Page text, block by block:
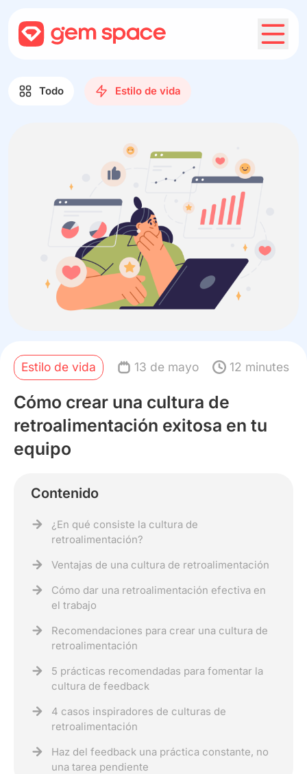
Todo Estilo de vida
Estilo de vida 13 de mayo 12 minutes
Cómo crear una cultura de
retroalimentación exitosa en tu
equipo
Contenido
¿En qué consiste la cultura de
retroalimentación?
Ventajas de una cultura de retroalimentación
Cómo dar una retroalimentación efectiva en
el trabajo
Recomendaciones para crear una cultura de
retroalimentación
5 prácticas recomendadas para fomentar la
cultura de feedback
4 casos inspiradores de culturas de
retroalimentación
Haz del feedback una práctica constante, no
una tarea pendiente